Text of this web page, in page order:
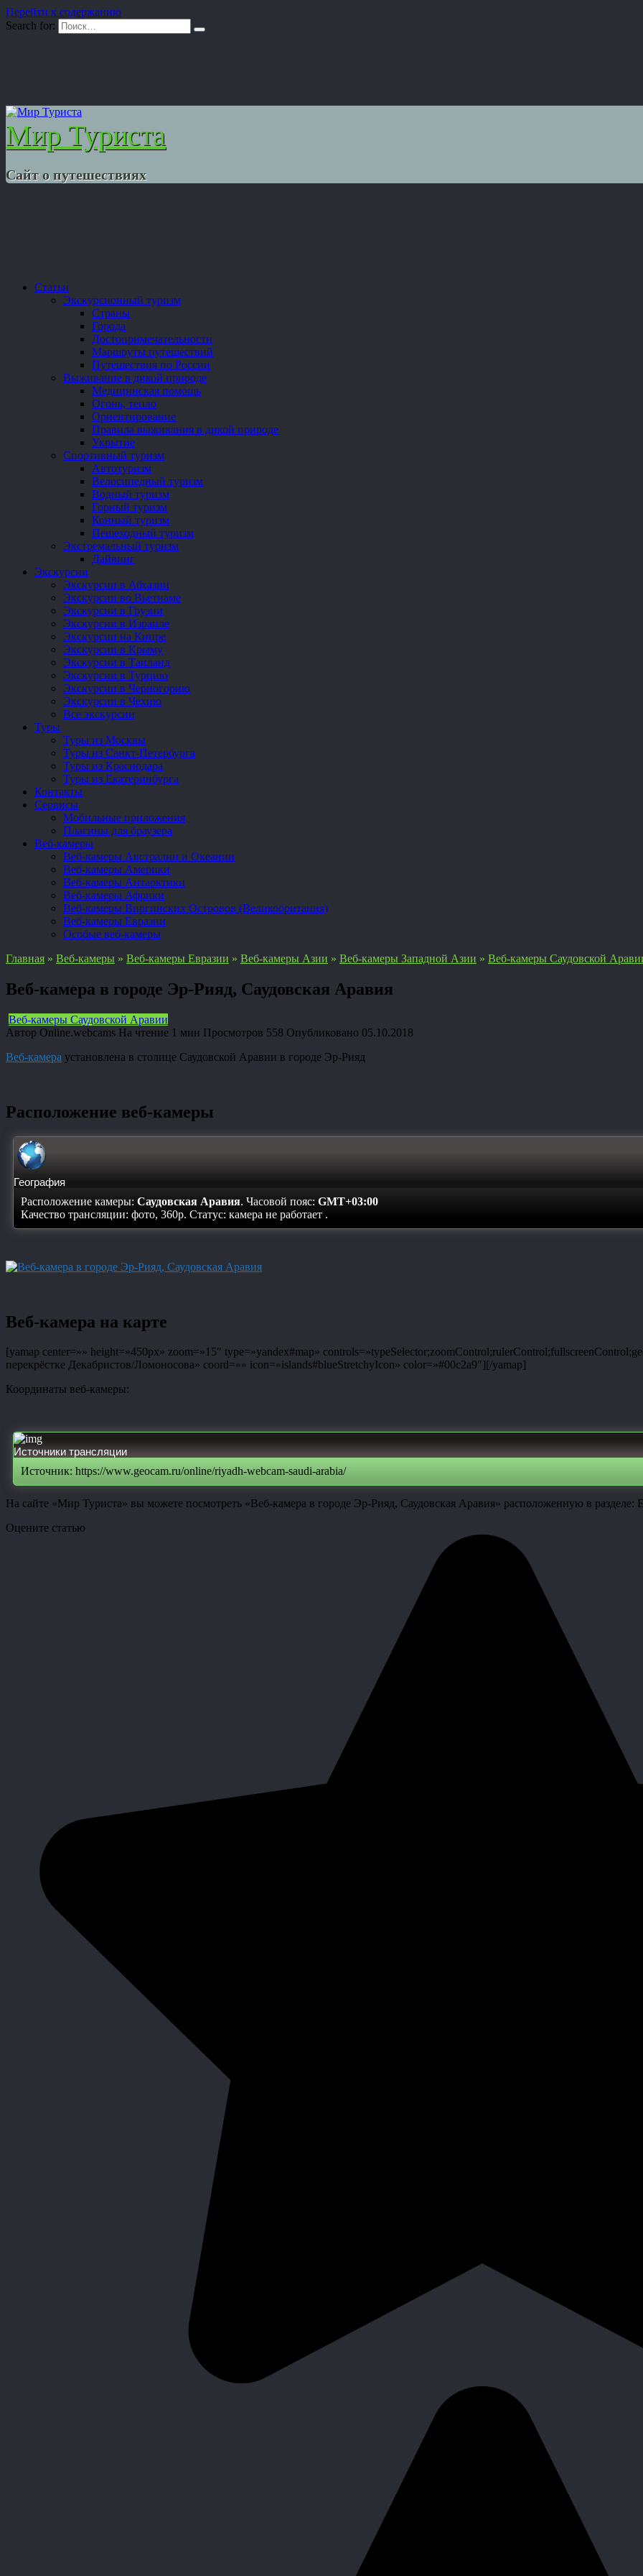
Перейти к содержанию
Search for:
Мир Туриста
Сайт о путешествиях
Статьи
Экскурсионный туризм
Страны
Города
Достопримечательности
Маршруты путешествий
Путешествия по России
Выживание в дикой природе
Медицинская помощь
Огонь, тепло
Ориентирование
Правила выживания в дикой природе
Укрытие
Спортивный туризм
Автотуризм
Велосипедный туризм
Водный туризм
Горный туризм
Конный туризм
Пешеходный туризм
Экстремальный туризм
Дайвинг
Экскурсии
Экскурсии в Абхазии
Экскурсии во Вьетнаме
Экскурсии в Грузии
Экскурсии в Израиле
Экскурсии на Кипре
Экскурсии в Крыму
Экскурсии в Таиланд
Экскурсии в Турцию
Экскурсии в Черногорию
Экскурсии в Чехию
Все экскурсии
Туры
Туры из Москвы
Туры из Санкт-Петербурга
Туры из Краснодара
Туры из Екатеринбурга
Контакты
Сервисы
Мобильные приложения
Плагины для браузера
Веб-камеры
Веб-камеры Австралии и Океании
Веб-камеры Америки
Веб-камеры Антарктики
Веб-камеры Африки
Веб-камеры Виргинских Островов (Великобритания)
Веб-камеры Евразии
Особые веб-камеры
Главная » Веб-камеры » Веб-камеры Евразии » Веб-камеры Азии » Веб-камеры Западной Азии » Веб-камеры Саудовской
Веб-камера в городе Эр-Рияд, Саудовская Аравия
Веб-камеры Саудовской Аравии
Автор Online.webcams На чтение 1 мин Просмотров 558 Опубликовано 05.10.2018
Веб-камера установлена в столице Саудовской Аравии в городе Эр-Рияд
Расположение веб-камеры
География
Расположение камеры: Саудовская Аравия. Часовой пояс: GMT+03:00
Качество трансляции: фото, 360p. Статус: камера не работает .
Веб-камера на карте
[yamap center=»» height=»450px» zoom=»15″ type=»yandex#map»
перекрёстке Декабристов/Ломоносова» coord=»» icon=»islands#blueStretchyIcon» color=»#00c2a9″][/yamap]
Координаты веб-камеры:
Источники трансляции
Источник: https://www.geocam.ru/online/riyadh-webcam-saudi-arabia/
На сайте «Мир Туриста» вы можете посмотреть «Веб-камера в городе Эр-Рияд, Саудовская Аравия» расположенную в разделе:
Оцените статью